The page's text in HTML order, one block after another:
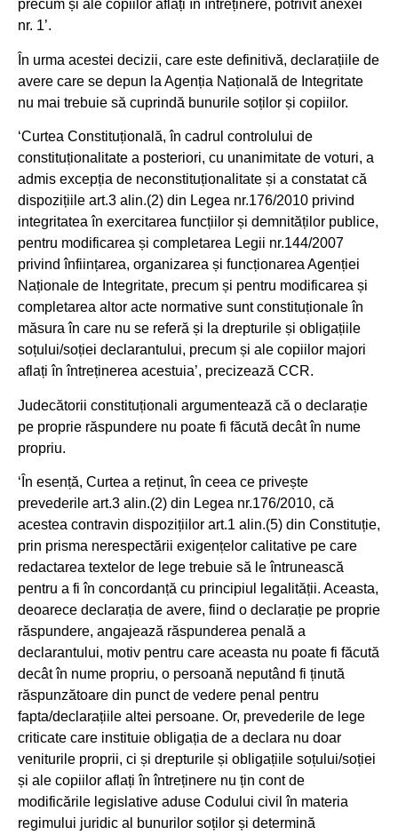
precum și ale copiilor aflați în întreținere, potrivit anexei
nr. 1’.
În urma acestei decizii, care este definitivă, declarațiile de
avere care se depun la Agenția Națională de Integritate
nu mai trebuie să cuprindă bunurile soților și copiilor.
‘Curtea Constituțională, în cadrul controlului de
constituționalitate a posteriori, cu unanimitate de voturi, a
admis excepția de neconstituționalitate și a constatat că
dispozițiile art.3 alin.(2) din Legea nr.176/2010 privind
integritatea în exercitarea funcțiilor și demnităților publice,
pentru modificarea și completarea Legii nr.144/2007
privind înființarea, organizarea și funcționarea Agenției
Naționale de Integritate, precum și pentru modificarea și
completarea altor acte normative sunt constituționale în
măsura în care nu se referă și la drepturile și obligațiile
soțului/soției declarantului, precum și ale copiilor majori
aflați în întreținerea acestuia’, precizează CCR.
Judecătorii constituționali argumentează că o declarație
pe proprie răspundere nu poate fi făcută decât în nume
propriu.
‘În esență, Curtea a reținut, în ceea ce privește
prevederile art.3 alin.(2) din Legea nr.176/2010, că
acestea contravin dispozițiilor art.1 alin.(5) din Constituție,
prin prisma nerespectării exigențelor calitative pe care
redactarea textelor de lege trebuie să le întrunească
pentru a fi în concordanță cu principiul legalității. Aceasta,
deoarece declarația de avere, fiind o declarație pe proprie
răspundere, angajează răspunderea penală a
declarantului, motiv pentru care aceasta nu poate fi făcută
decât în nume propriu, o persoană neputând fi ținută
răspunzătoare din punct de vedere penal pentru
fapta/declarațiile altei persoane. Or, prevederile de lege
criticate care instituie obligația de a declara nu doar
veniturile proprii, ci și drepturile și obligațiile soțului/soției
și ale copiilor aflați în întreținere nu țin cont de
modificările legislative aduse Codului civil în materia
regimului juridic al bunurilor soților și determină